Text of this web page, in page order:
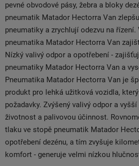
pevné obvodové pásy, žebra a bloky
pneumatik Matador Hectorra Van
pneumatiky a zrychlují odezvu na řízení.
pneumatika Matador Hectorra Van
Nízký valivý odpor a opotřebení -
pneumatiky Matador Hectorra Van a
Pneumatika Matador Hectorra Van je
produkt pro lehká užitková vozidla,
požadavky. Zvýšený valivý odpor a
životnost a palivovou účinnost.
tlaku ve stopě pneumatik Matador
opotřebení dezénu, a tím zvyšuje
komfort - generuje velmi nízkou